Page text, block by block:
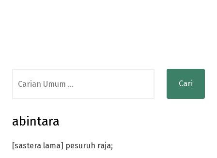
for:
abintara
[sastera lama] pesuruh raja;